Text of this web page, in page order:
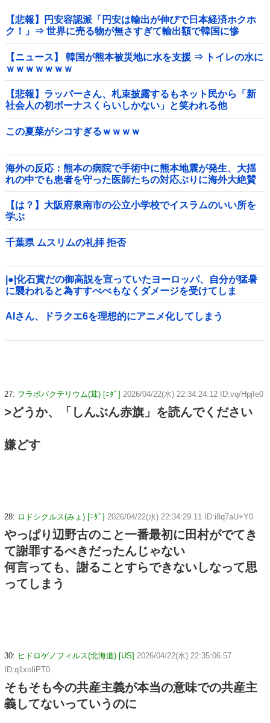
【悲報】円安容認派「円安は輸出が伸びで日本経済ホクホ
ク！」⇒ 世界に売る物が無さすぎて輸出額で韓国に惨
敗・・・
【ニュース】 韓国が熊本被災地に水を支援 ⇒ トイレの水に
ｗｗｗｗｗｗｗ
【悲報】ラッパーさん、札束披露するもネット民から「新
社会人の初ボーナスくらいしかない」と笑われる他
この夏菜がシコすぎるｗｗｗｗ
海外の反応：熊本の病院で手術中に熊本地震が発生、大揺
れの中でも患者を守った医師たちの対応ぶりに海外大絶賛
【は？】大阪府泉南市の公立小学校でイスラムのいい所を
学ぶ
千葉県 ムスリムの礼拝 拒否
|●|化石賞だの御高説を宣っていたヨーロッパ、自分が猛暑
に襲われると為すすべべもなくダメージを受けてしま
い……
AIさん、ドラクエ6を理想的にアニメ化してしまう
27: フラボバクテリウム(茸) [ﾆﾀﾞ] 2026/04/22(水) 22:34:24.12 ID:vq/HpjIe0
>どうか、「しんぶん赤旗」を読んでください
嫌どす
28: ロドシクルス(みょ) [ﾆﾀﾞ] 2026/04/22(水) 22:34:29.11 ID:i8q7aU+Y0
やっぱり辺野古のこと一番最初に田村がでてき
て謝罪するべきだったんじゃない
何言っても、謝ることすらできないしなって思
ってしまう
30: ヒドロゲノフィルス(北海道) [US] 2026/04/22(水) 22:35:06.57
ID:q1xoIiPT0
そもそも今の共産主義が本当の意味での共産主
義してないっていうのに